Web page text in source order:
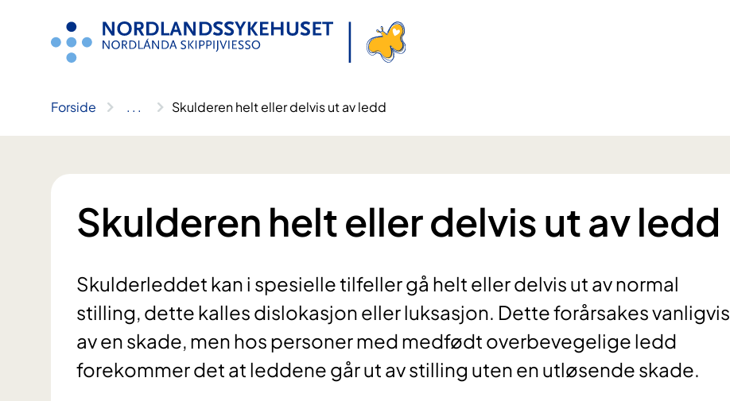
Forside .. . Skulderen helt eller delvis ut av ledd
Skulderen helt eller delvis ut av ledd
Skulderleddet kan i spesielle tilfeller gå helt eller delvis ut av normal
stilling, dette kalles dislokasjon eller luksasjon. Dette forårsakes vanligvis
av en skade, men hos personer med medfødt overbevegelige ledd
forekommer det at leddene går ut av stilling uten en utløsende skade.